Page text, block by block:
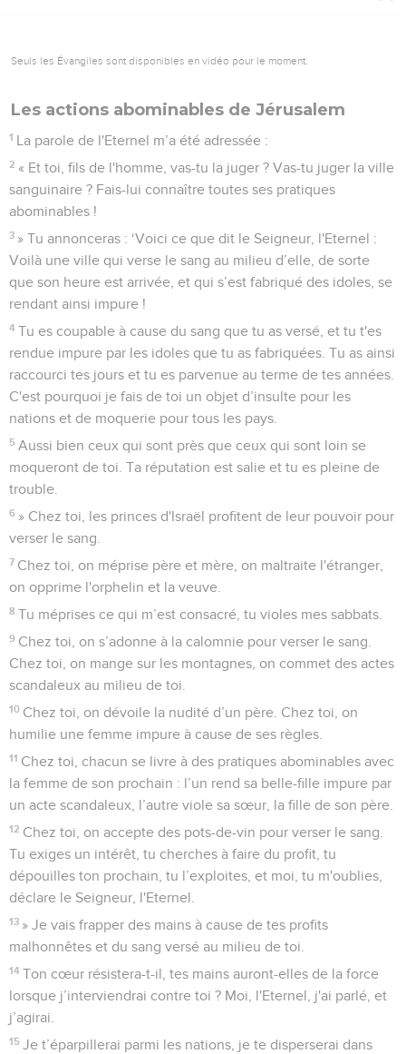
Seuls les Évangiles sont disponibles en vidéo pour le moment.
Les actions abominables de Jérusalem
1 La parole de l'Eternel m’a été adressée :
2 « Et toi, fils de l'homme, vas-tu la juger ? Vas-tu juger la ville
sanguinaire ? Fais-lui connaître toutes ses pratiques
abominables !
3 » Tu annonceras : ‘Voici ce que dit le Seigneur, l'Eternel :
Voilà une ville qui verse le sang au milieu d’elle, de sorte
que son heure est arrivée, et qui s’est fabriqué des idoles, se
rendant ainsi impure !
4 Tu es coupable à cause du sang que tu as versé, et tu t'es
rendue impure par les idoles que tu as fabriquées. Tu as ainsi
raccourci tes jours et tu es parvenue au terme de tes années.
C'est pourquoi je fais de toi un objet d’insulte pour les
nations et de moquerie pour tous les pays.
5 Aussi bien ceux qui sont près que ceux qui sont loin se
moqueront de toi. Ta réputation est salie et tu es pleine de
trouble.
6 » Chez toi, les princes d'Israël profitent de leur pouvoir pour
verser le sang.
7 Chez toi, on méprise père et mère, on maltraite l'étranger,
on opprime l'orphelin et la veuve.
8 Tu méprises ce qui m’est consacré, tu violes mes sabbats.
9 Chez toi, on s’adonne à la calomnie pour verser le sang.
Chez toi, on mange sur les montagnes, on commet des actes
scandaleux au milieu de toi.
10 Chez toi, on dévoile la nudité d’un père. Chez toi, on
humilie une femme impure à cause de ses règles.
11 Chez toi, chacun se livre à des pratiques abominables avec
la femme de son prochain : l’un rend sa belle-fille impure par
un acte scandaleux, l’autre viole sa sœur, la fille de son père.
12 Chez toi, on accepte des pots-de-vin pour verser le sang.
Tu exiges un intérêt, tu cherches à faire du profit, tu
dépouilles ton prochain, tu l’exploites, et moi, tu m'oublies,
déclare le Seigneur, l'Eternel.
13 » Je vais frapper des mains à cause de tes profits
malhonnêtes et du sang versé au milieu de toi.
14 Ton cœur résistera-t-il, tes mains auront-elles de la force
lorsque j’interviendrai contre toi ? Moi, l'Eternel, j'ai parlé, et
j’agirai.
15 Je t’éparpillerai parmi les nations, je te disperserai dans